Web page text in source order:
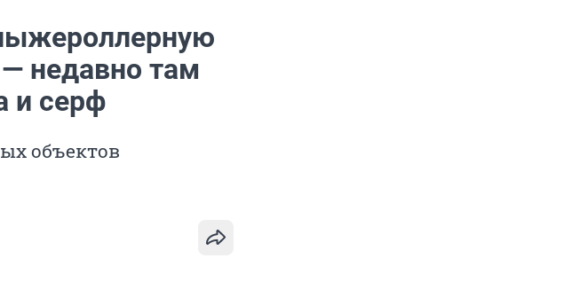
недавно там
и серф
объектов